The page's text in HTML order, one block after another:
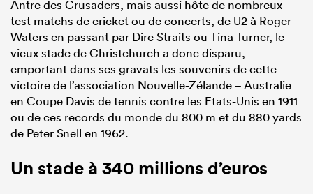
Antre des Crusaders, mais aussi hôte de nombreux
test matchs de cricket ou de concerts, de U2 à Roger
Waters en passant par Dire Straits ou Tina Turner, le
vieux stade de Christchurch a donc disparu,
emportant dans ses gravats les souvenirs de cette
victoire de l’association Nouvelle-Zélande – Australie
en Coupe Davis de tennis contre les Etats-Unis en 1911
ou de ces records du monde du 800 m et du 880 yards
de Peter Snell en 1962.
Un stade à 340 millions d’euros